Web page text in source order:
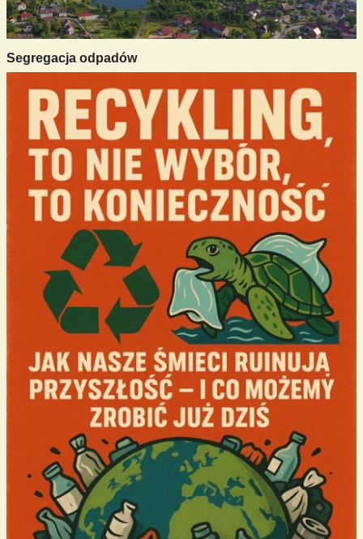
Segregacja odpadów